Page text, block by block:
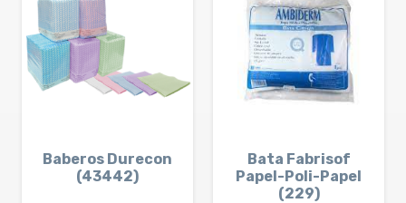
Baberos Durecon
(43442)
Bata Fabrisof
Papel-Poli-Papel
(229)